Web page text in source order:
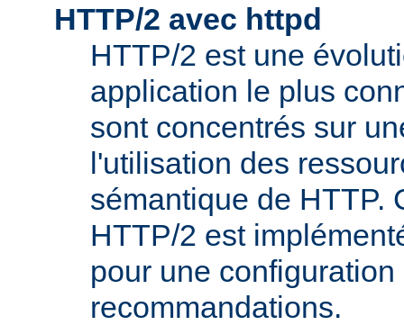
HTTP/2 avec httpd
HTTP/2 est une
application le plus
sont concentrés sur
l'utilisation des
sémantique de HTTP.
HTTP/2 est
pour une
recommandations.